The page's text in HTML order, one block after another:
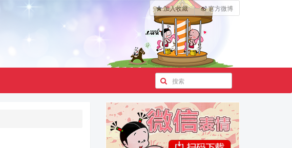
加入收藏 官方微博